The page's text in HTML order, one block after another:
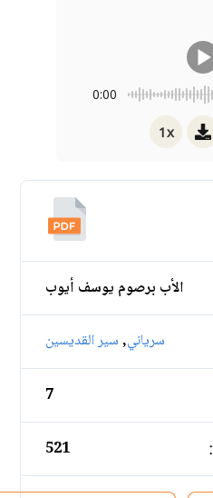
0:00
1x
الأب برصوم يوسف أيوب
سرياني,سير القديسين
7
521